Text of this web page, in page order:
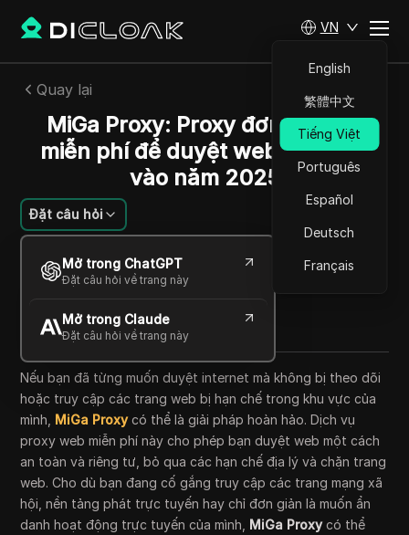
VN
English
繁體中文
Tiếng Việt
Português
Español
Deutsch
Français
Quay lại
MiGa Proxy: Proxy đơn giản và
miễn phí để duyệt web ẩn danh
vào năm 2025
Đặt câu hỏi
Mở trong ChatGPT
Đặt câu hỏi về trang này
Mở trong Claude
Đặt câu hỏi về trang này
Alexey Sidorov
17 Th10 2025 6 Đọc trong giây phút
Copy Link
Nếu bạn đã từng muốn duyệt internet mà không bị theo dõi
hoặc truy cập các trang web bị hạn chế trong khu vực của
mình, MiGa Proxycó thể là giải pháp hoàn hảo. Dịch vụ
proxy web miễn phí này cho phép bạn duyệt web một cách
an toàn và riêng tư, bỏ qua các hạn chế địa lý và chặn trang
web. Cho dù bạn đang cố gắng truy cập các trang mạng xã
hội, nền tảng phát trực tuyến hay chỉ đơn giản là muốn ẩn
danh hoạt động trực tuyến của mình, MiGa Proxycó thể